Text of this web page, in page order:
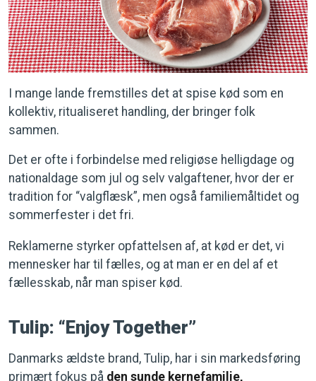
I mange lande fremstilles det at spise kød som en
kollektiv, ritualiseret handling, der bringer folk
sammen.
Det er ofte i forbindelse med religiøse helligdage og
nationaldage som jul og selv valgaftener, hvor der er
tradition for “valgflæsk”, men også familiemåltidet og
sommerfester i det fri.
Reklamerne styrker opfattelsen af, at kød er det, vi
mennesker har til fælles, og at man er en del af et
fællesskab, når man spiser kød.
Tulip: “Enjoy Together”
Danmarks ældste brand, Tulip, har i sin markedsføring
primært fokus på den sunde kernefamilie,